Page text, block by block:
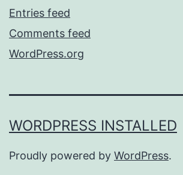
Entries feed
Comments feed
WordPress.org
WORDPRESS INSTALLED
Proudly powered by WordPress.